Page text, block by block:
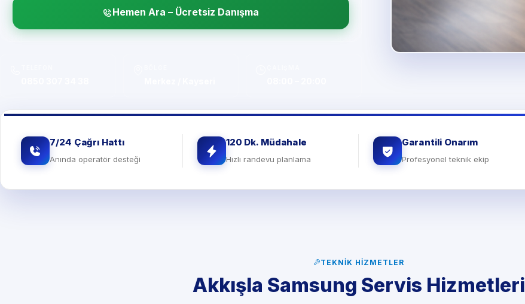
Hemen Ara – Ücretsiz Danışma
7/24 Çağrı Hattı
Anında operatör desteği
120 Dk. Müdahale
Hızlı randevu planlama
Garantili Onarım
Profesyonel teknik ekip
TEKNIK HIZMETLER
Akkışla Samsung Servis Hizmetleri